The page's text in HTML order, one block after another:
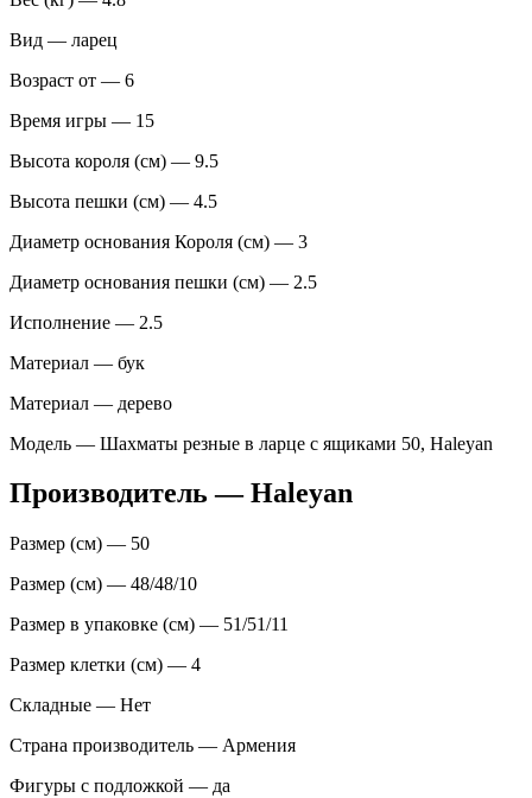
Вид — ларец
Возраст от — 6
Время игры — 15
Высота короля (см) — 9.5
Высота пешки (см) — 4.5
Диаметр основания Короля (см) — 3
Диаметр основания пешки (см) — 2.5
Исполнение — 2.5
Материал — бук
Материал — дерево
Модель — Шахматы резные в ларце с ящиками 50, Haleyan
Производитель — Haleyan
Размер (см) — 50
Размер (см) — 48/48/10
Размер в упаковке (см) — 51/51/11
Размер клетки (см) — 4
Складные — Нет
Страна производитель — Армения
Фигуры с подложкой — да